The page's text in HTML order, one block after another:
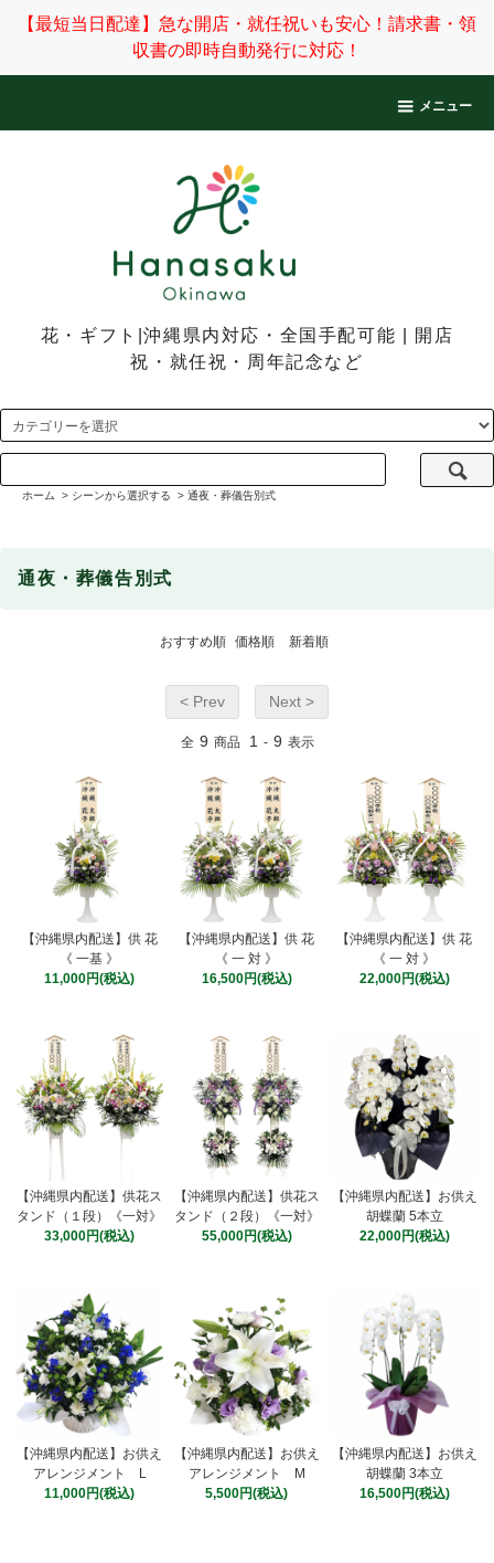
【最短当日配達】急な開店・就任祝いも安心！請求書・領
収書の即時自動発行に対応！
メニュー
花・ギフト|沖縄県内対応・全国手配可能 | 開店
祝・就任祝・周年記念など
ホーム > シーンから選択する > 通夜・葬儀告別式
通夜・葬儀告別式
おすすめ順 価格順 新着順
< Prev Next >
全 9 商品 1 - 9 表示
【沖縄県内配送】供 花
《 一基 》
11,000円(税込)
【沖縄県内配送】供 花
《 一 対 》
16,500円(税込)
【沖縄県内配送】供 花
《 一 対 》
22,000円(税込)
【沖縄県内配送】供花ス
タンド（１段）《一対》
33,000円(税込)
【沖縄県内配送】供花ス
タンド（２段）《一対》
55,000円(税込)
【沖縄県内配送】お供え
胡蝶蘭 5本立
22,000円(税込)
【沖縄県内配送】お供え
アレンジメント L
11,000円(税込)
【沖縄県内配送】お供え
アレンジメント M
5,500円(税込)
【沖縄県内配送】お供え
胡蝶蘭 3本立
16,500円(税込)